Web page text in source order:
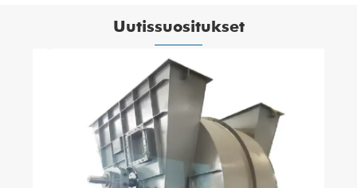
Uutissuositukset
Yleiset A-tyypin keskipakotuulettimen
ongelmat ja niiden estäminen
Katso lisää >>